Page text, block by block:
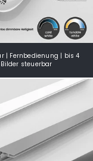
| Fernbedienung | bis 4
Bilder steuerbar